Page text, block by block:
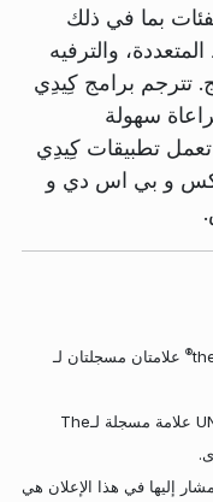
بما في ذلك
والترفيه
تترجم برامج كِيدِي
مراعاة سهولة
تعمل تطبيقات كِيدِي
و بي اس دي و
® علامتان مسجلتان لـ
linux علامة مسجلة لينوس تورفالدس شعار UNIX علامة مسجلة لـThe
إليها في هذا الإعلان هي